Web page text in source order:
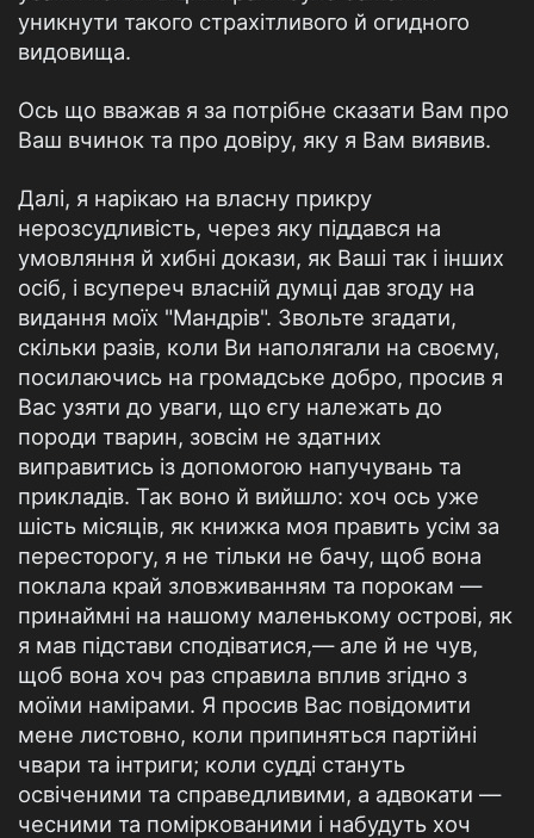
уникнути такого страхітливого й огидного
видовища.
Ось що вважав я за потрібне сказати Вам про
Ваш вчинок та про довіру, яку я Вам виявив.
Далі, я нарікаю на власну прикру
нерозсудливість, через яку піддався на
умовляння й хибні докази, як Ваші так і інших
осіб, і всупереч власній думці дав згоду на
видання моїх "Мандрів". Звольте згадати,
скільки разів, коли Ви наполягали на своєму,
посилаючись на громадське добро, просив я
Вас узяти до уваги, що єгу належать до
породи тварин, зовсім не здатних
виправитись із допомогою напучувань та
прикладів. Так воно й вийшло: хоч ось уже
шість місяців, як книжка моя править усім за
пересторогу, я не тільки не бачу, щоб вона
поклала край зловживанням та порокам —
принаймні на нашому маленькому острові, як
я мав підстави сподіватися,— але й не чув,
щоб вона хоч раз справила вплив згідно з
моїми намірами. Я просив Вас повідомити
мене листовно, коли припиняться партійні
чвари та інтриги; коли судді стануть
освіченими та справедливими, а адвокати —
чесними та поміркованими і набудуть хоч